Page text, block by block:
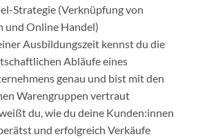
Strategie (Verknüpfung von
und Online Handel)
Ausbildungszeit kennst du die
Abläufe eines
genau und bist mit den
Warengruppen vertraut
du, wie du deine Kunden:innen
und erfolgreich Verkäufe